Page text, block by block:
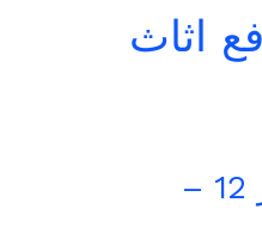
اثاث
ونش رفع اثاث دور 12 –